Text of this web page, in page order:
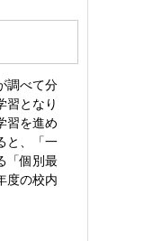
調べて分
習となり
習を進め
と、「一
「個別最
度の校内